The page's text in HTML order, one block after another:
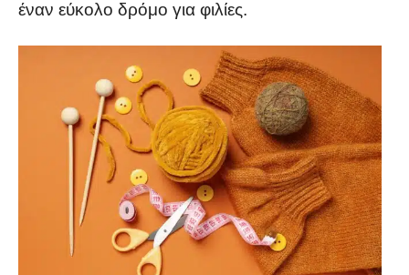
έναν εύκολο δρόμο για φιλίες.